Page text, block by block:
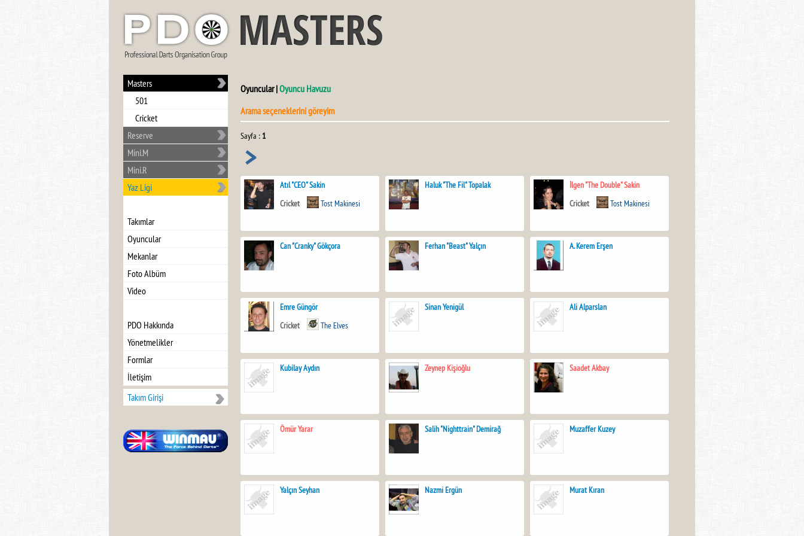
Masters
501
Cricket
Reserve
Mini.M
Mini.R
Yaz Ligi
Takımlar
Oyuncular
Mekanlar
Foto Albüm
Video
PDO Hakkında
Yönetmelikler
Formlar
İletişim
Takım Girişi
Oyuncular |Oyuncu Havuzu
Arama seçeneklerini göreyim
Sayfa : 1
>
Atıl "CEO" Sakin
Cricket
Tost Makinesi
Haluk "The Fil" Topalak
İlgen "The Double" Sakin
Cricket
Tost Makinesi
Can "Cranky" Gökçora Ferhan "Beast" Yalçın A. Kerem Erşen
Emre Güngör
Cricket
The Elves
Sinan Yenigül Ali Alparslan
Kubilay Aydın Zeynep Kişioğlu Saadet Akbay
Ömür Yarar Salih "Nighttrain" Demirağ Muzaffer Kuzey
Yalçın Seyhan Nazmi Ergün Murat Kıran